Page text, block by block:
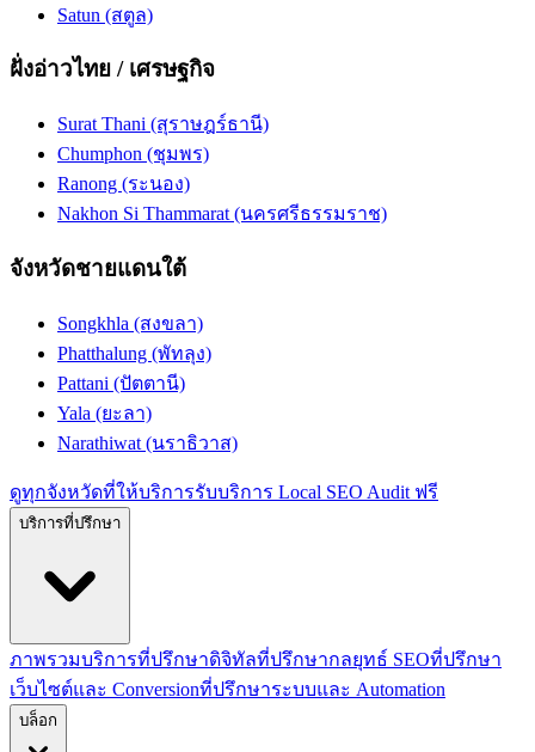
Satun (สตูล)
ฝั่งอ่าวไทย / เศรษฐกิจ
Surat Thani (สุราษฎร์ธานี)
Chumphon (ชุมพร)
Ranong (ระนอง)
Nakhon Si Thammarat (นครศรีธรรมราช)
จังหวัดชายแดนใต้
Songkhla (สงขลา)
Phatthalung (พัทลุง)
Pattani (ปัตตานี)
Yala (ยะลา)
Narathiwat (นราธิวาส)
ดูทุกจังหวัดที่ให้บริการรับบริการ Local SEO Audit ฟรี
บริการที่ปรึกษา
ภาพรวมบริการที่ปรึกษาดิจิทัลที่ปรึกษากลยุทธ์ SEOที่ปรึกษา
เว็บไซต์และ Conversionที่ปรึกษาระบบและ Automation
บล็อก